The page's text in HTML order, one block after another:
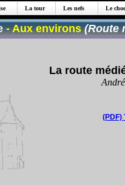
La tour Les nefs Le
- Aux environs(Route
La route
(PDF)